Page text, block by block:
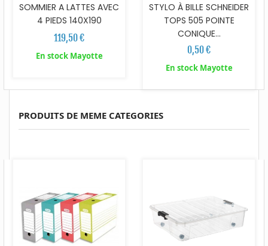
SOMMIER A LATTES AVEC
4 PIEDS 140X190
119,50 €
En stock Mayotte
STYLO À BILLE SCHNEIDER
TOPS 505 POINTE
CONIQUE...
0,50 €
En stock Mayotte
PRODUITS DE MEME CATEGORIES